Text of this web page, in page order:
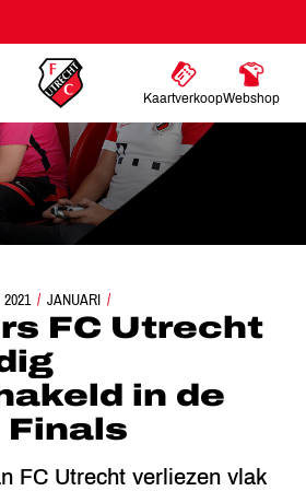
KaartverkoopWebshop
2021 JANUARI
VROEGTIJDIG UITGESCHAKELD IN DE
FC Utrecht
in de
Finals
FC Utrecht verliezen vlak